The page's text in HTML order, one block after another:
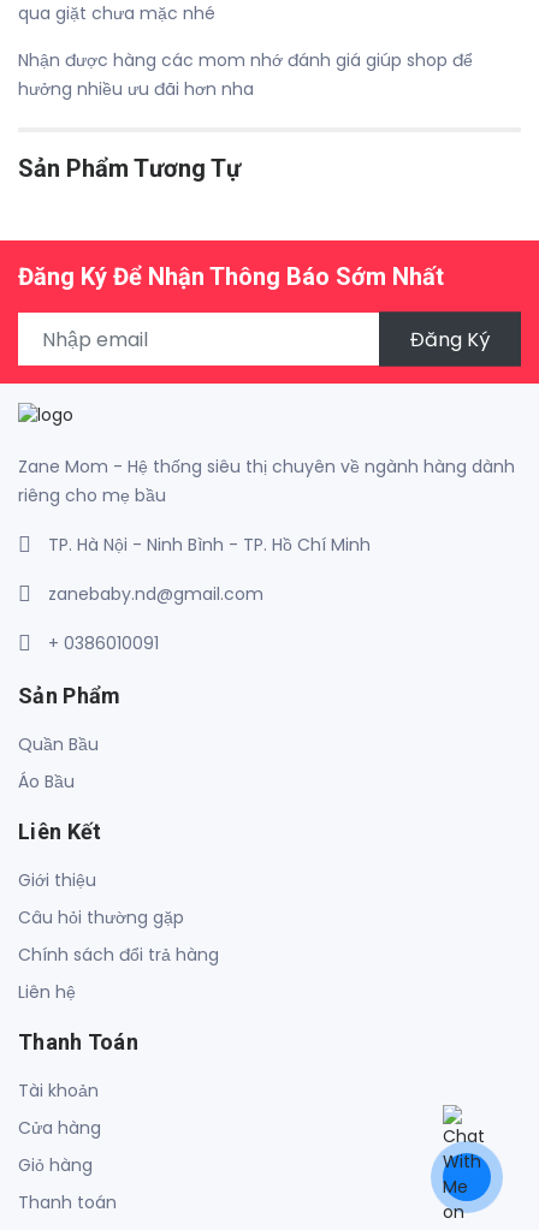
qua giặt chưa mặc nhé
Nhận được hàng các mom nhớ đánh giá giúp shop để
hưởng nhiều ưu đãi hơn nha
Sản Phẩm Tương Tự
Đăng Ký Để Nhận Thông Báo Sớm Nhất
Đăng Ký
Zane Mom - Hệ thống siêu thị chuyên về ngành hàng dành
riêng cho mẹ bầu
TP. Hà Nội - Ninh Bình - TP. Hồ Chí Minh
zanebaby.nd@gmail.com
+ 0386010091
Sản Phẩm
Quần Bầu
Áo Bầu
Liên Kết
Giới thiệu
Câu hỏi thường gặp
Chính sách đổi trả hàng
Liên hệ
Thanh Toán
Tài khoản
Cửa hàng
Giỏ hàng
Thanh toán